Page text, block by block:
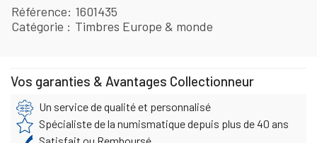
Référence 1601435
Catégorie
Timbres Europe & monde
Vos garanties & Avantages Collectionneur
Un service de qualité et personnalisé
Spécialiste de la numismatique depuis plus de 40 ans
Satisfait ou Remboursé